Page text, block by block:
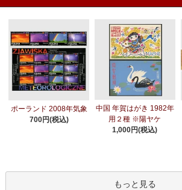
ポーランド 2008年気象
700円(税込)
中国 年賀はがき 1982年
用２種 ※陽ヤケ
1,000円(税込)
もっと見る